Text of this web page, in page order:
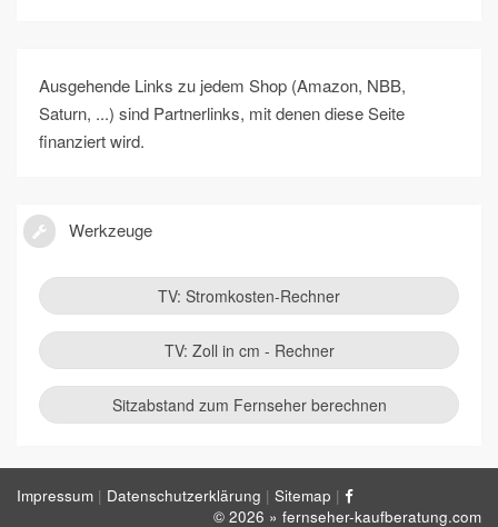
Ausgehende Links zu jedem Shop (Amazon, NBB,
Saturn, ...) sind Partnerlinks, mit denen diese Seite
finanziert wird.
Werkzeuge
TV: Stromkosten-Rechner
TV: Zoll in cm - Rechner
Sitzabstand zum Fernseher berechnen
Impressum Datenschutzerklärung
Sitemap
© 2026 » fernseher-kaufberatung.com